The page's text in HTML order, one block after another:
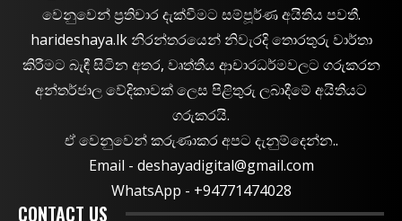
වෙනුවෙන් ප්‍රතිචාර දැක්වීමට සම්පූර්ණ අයිතිය පවතී.
harideshaya.lk නිරන්තරයෙන් නිවැරදි තොරතුරු වාර්තා
කිරීමට බැඳී සිටින අතර, වෘත්තීය ආචාරධර්මවලට ගරුකරන
අන්තර්ජාල වේදිකාවක් ලෙස පිළිතුරු ලබාදීමේ අයිතියට
ගරුකරයි.
ඒ වෙනුවෙන් කරුණාකර අපට දැනුම්දෙන්න..
Email - deshayadigital@gmail.com
WhatsApp - ‪+94771474028
CONTACT US